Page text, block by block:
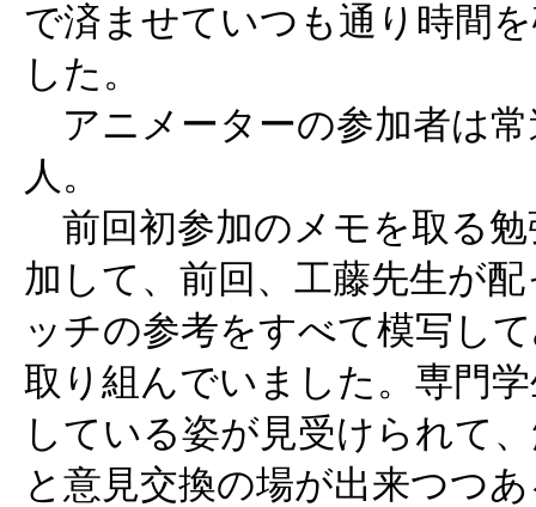
で済ませていつも通り時間
した。
アニメーターの参加者は
人。
前回初参加のメモを取る
加して、前回、工藤先生が
ッチの参考をすべて模写し
取り組んでいました。専門
している姿が見受けられて
と意見交換の場が出来つつ